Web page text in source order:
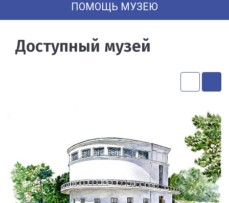
ПОМОЩЬ МУЗЕЮ
Доступный музей